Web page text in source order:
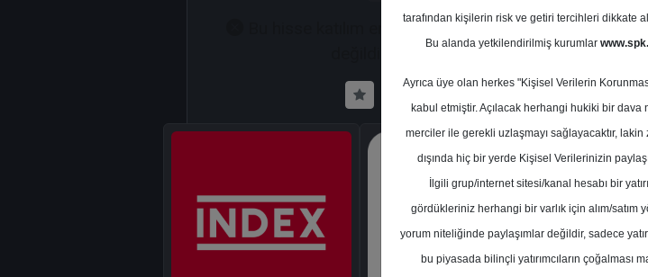
Bu hisse katılım endeksine uygun
4
tarafından kişilerin risk ve getiri tercihleri dikkate
Bu alanda yetkilendirilmiş kurumlar
Ayrıca üye olan herkes "Kişisel Verilerin
kabul etmiştir. Açılacak herhangi hukiki bir
merciler ile gerekli uzlaşmayı sağlayacaktır,
dışında hiç bir yerde Kişisel Verilerinizin
İlgili grup/internet sitesi/kanal hesabı bir
gördükleriniz herhangi bir varlık için alım/satım
yorum niteliğinde paylaşımlar değildir, sadece
bu piyasada bilinçli yatırımcıların çoğalması